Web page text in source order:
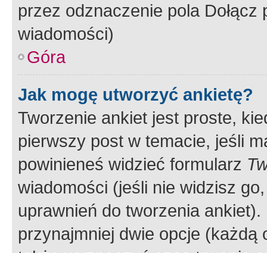
przez odznaczenie pola
wiadomości)
Góra
Jak mogę utworzyć ankietę?
Tworzenie ankiet jest proste,
pierwszy post w temacie, jeśli
powinieneś widzieć formularz
wiadomości (jeśli nie widzisz
uprawnień do tworzenia
przynajmniej dwie opcje